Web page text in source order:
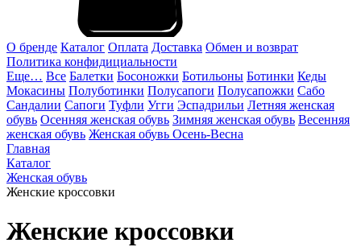
О бренде Каталог Оплата Доставка Обмен и возврат
Политика конфидициальности
Еще… Все Балетки Босоножки Ботильоны Ботинки Кеды
Мокасины Полуботинки Полусапоги Полусапожки Сабо
Сандалии Сапоги Туфли Угги Эспадрильи Летняя женская
обувь Осенняя женская обувь Зимняя женская обувь Весенняя
женская обувь Женская обувь Осень-Весна
Главная
Каталог
Женская обувь
Женские кроссовки
Женские кроссовки